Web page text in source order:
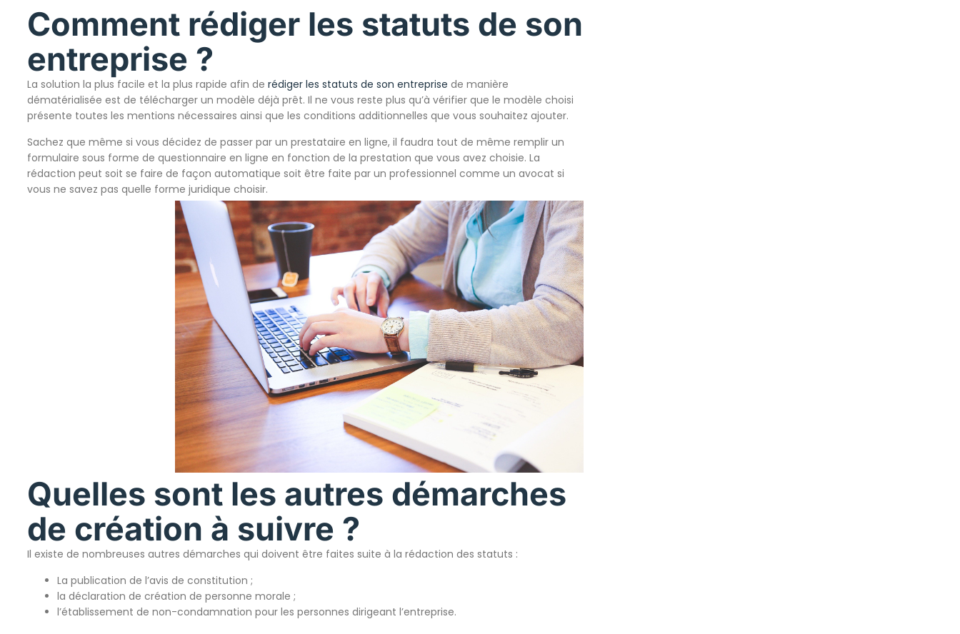
Comment rédiger les statuts de son
entreprise ?
La solution la plus facile et la plus rapide afin de rédiger les statuts de son entreprise de manière
dématérialisée est de télécharger un modèle déjà prêt. Il ne vous reste plus qu’à vérifier que le modèle choisi
présente toutes les mentions nécessaires ainsi que les conditions additionnelles que vous souhaitez ajouter.
Sachez que même si vous décidez de passer par un prestataire en ligne, il faudra tout de même remplir un
formulaire sous forme de questionnaire en ligne en fonction de la prestation que vous avez choisie. La
rédaction peut soit se faire de façon automatique soit être faite par un professionnel comme un avocat si
vous ne savez pas quelle forme juridique choisir.
Quelles sont les autres démarches
de création à suivre ?
Il existe de nombreuses autres démarches qui doivent être faites suite à la rédaction des statuts :
La publication de l’avis de constitution ;
la déclaration de création de personne morale ;
l’établissement de non-condamnation pour les personnes dirigeant l’entreprise.